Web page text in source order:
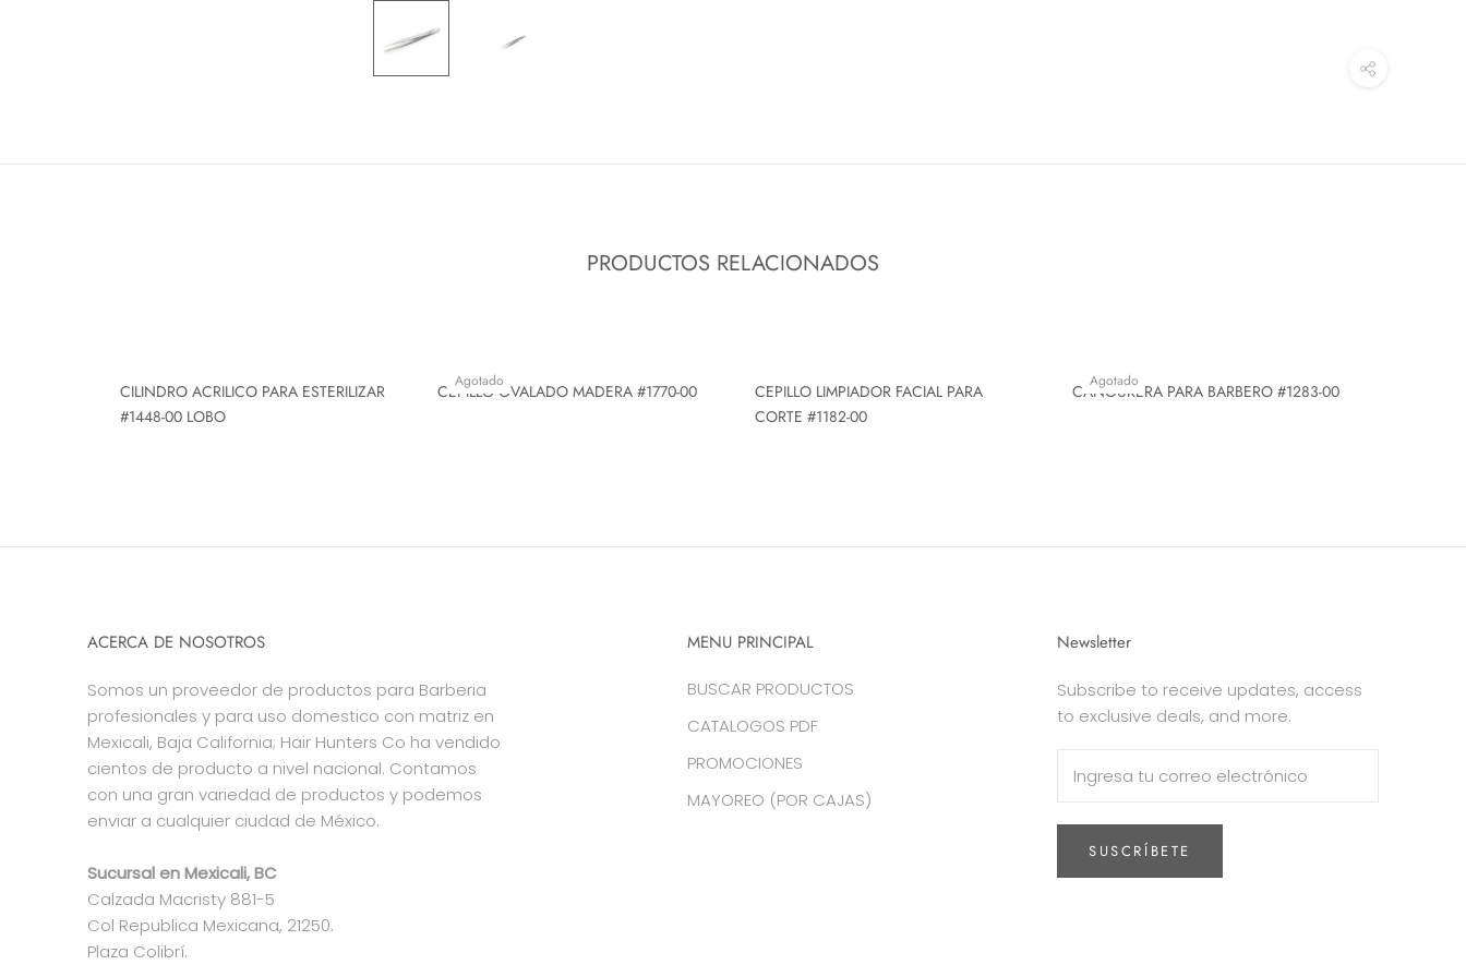
PRODUCTOS RELACIONADOS
CILINDRO ACRILICO PARA ESTERILIZAR
#1448-00 LOBO
Agotado
CEPILLO OVALADO MADERA #1770-00
CEPILLO LIMPIADOR FACIAL PARA
CORTE #1182-00
Agotado
CANGURERA PARA BARBERO #1283-00
ACERCA DE NOSOTROS
Somos un proveedor de productos para Barberia
profesionales y para uso domestico con matriz en
Mexicali, Baja California; Hair Hunters Co ha vendido
cientos de producto a nivel nacional. Contamos
con una gran variedad de productos y podemos
enviar a cualquier ciudad de México.
Sucursal en Mexicali, BC
Calzada Macristy 881-5
Col Republica Mexicana, 21250.
Plaza Colibrí.
MENU PRINCIPAL
BUSCAR PRODUCTOS
CATALOGOS PDF
PROMOCIONES
MAYOREO (POR CAJAS)
Newsletter
Subscribe to receive updates, access
to exclusive deals, and more.
SUSCRÍBETE